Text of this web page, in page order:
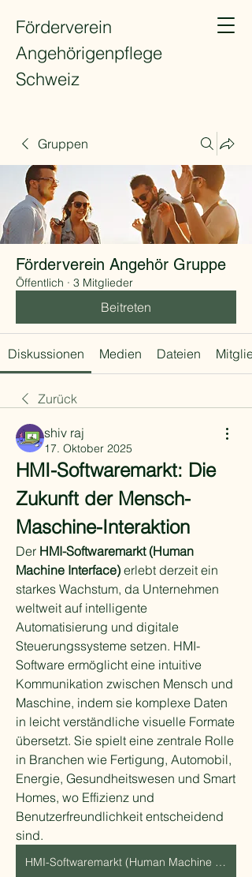
Förderverein
Angehörigenpflege
Schweiz
Gruppen
Förderverein Angehör Gruppe
Öffentlich · 3 Mitglieder
Beitreten
Diskussionen Medien Dateien
Zurück
shiv raj
17. Oktober 2025
HMI-Softwaremarkt: Die
Zukunft der Mensch-
Maschine-Interaktion
Der HMI-Softwaremarkt (Human
Machine Interface) erlebt derzeit ein
starkes Wachstum, da Unternehmen
weltweit auf intelligente
Automatisierung und digitale
Steuerungssysteme setzen. HMI-
Software ermöglicht eine intuitive
Kommunikation zwischen Mensch und
Maschine, indem sie komplexe Daten
in leicht verständliche visuelle Formate
übersetzt. Sie spielt eine zentrale Rolle
in Branchen wie Fertigung, Automobil,
Energie, Gesundheitswesen und Smart
Homes, wo Effizienz und
Benutzerfreundlichkeit entscheidend
sind.
HMI-Softwaremarkt (Human Machine Interface)